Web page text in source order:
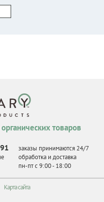
товаров
заказы принимаются 24/7
обработка и доставка
пн-пт с 9:00 - 18:00
Карта сайта